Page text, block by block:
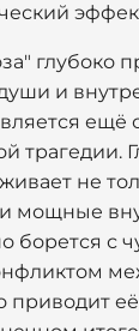
глубоко
и
трагедии.
не
мощные
борется с
приводит